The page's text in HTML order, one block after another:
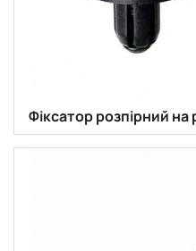
Фіксатор розпірний на